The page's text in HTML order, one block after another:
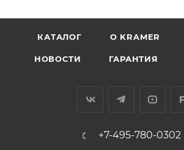
КАТАЛОГ O KRAMER
НОВОСТИ ГАРАНТИЯ
+7-495-780-0302